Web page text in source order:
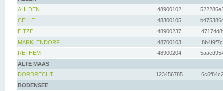
AHLDEN
48900102
CELLE
48300105
EITZE
48900237
MARKLENDORF
48700103
RETHEM
48900204
ALTE MAAS
DORDRECHT
123456785
BODENSEE